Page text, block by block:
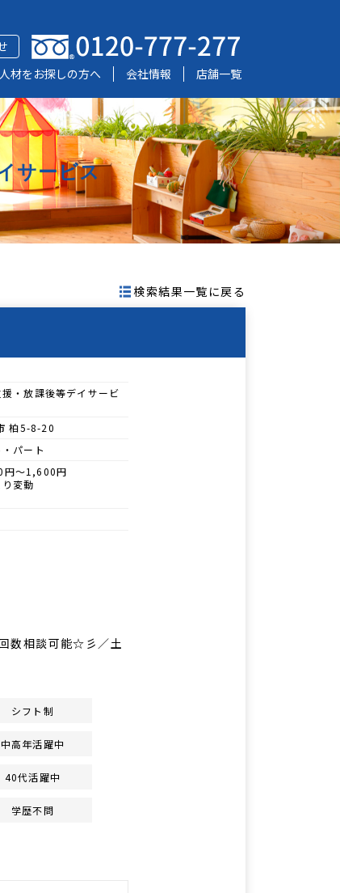
人材をお探しの方へ 会社情報 店舗一覧
サービス
検索結果一覧に戻る
・放課後等デイサービ
柏5-8-20
パート
円～1,600円
変動
数相談可能☆彡／土
シフト制
中高年活躍中
40代活躍中
学歴不問